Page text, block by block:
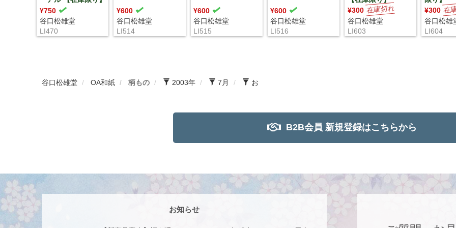
¥750
谷口松雄堂
LI470
¥600
谷口松雄堂
LI514
¥600
谷口松雄堂
LI515
¥600
谷口松雄堂
LI516
¥300
谷口松雄堂
LI603
¥300
谷口松雄
LI604
谷口松雄堂 OA和紙 柄もの 2003年 7月 お
B2B会員 新規登録はこちらから
お知らせ